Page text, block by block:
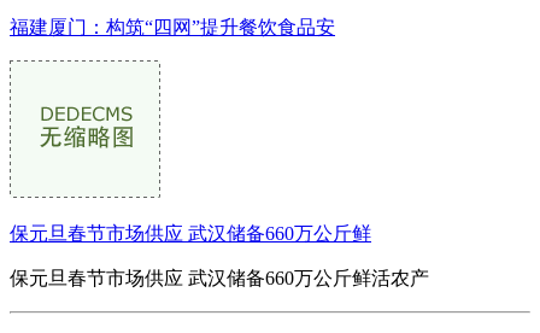
福建厦门：构筑“四网”提升餐饮食品安
保元旦春节市场供应 武汉储备660万公斤鲜
保元旦春节市场供应 武汉储备660万公斤鲜活农产